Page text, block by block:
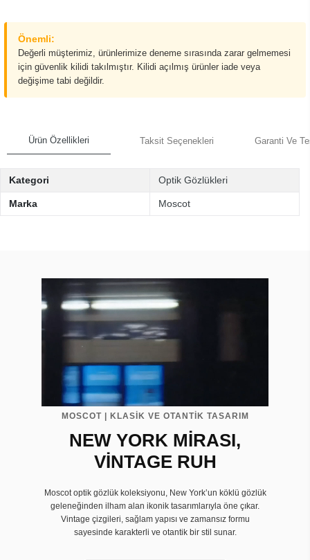
Önemli:
Değerli müşterimiz, ürünlerimize deneme sırasında zarar gelmemesi
için güvenlik kilidi takılmıştır. Kilidi açılmış ürünler iade veya
değişime tabi değildir.
Ürün Özellikleri Taksit Seçenekleri Garanti Ve
Kategori Optik Gözlükleri
Marka Moscot
MOSCOT | KLASİK VE OTANTİK TASARIM
NEW YORK MİRASI,
VİNTAGE RUH
Moscot optik gözlük koleksiyonu, New York’un köklü gözlük
geleneğinden ilham alan ikonik tasarımlarıyla öne çıkar.
Vintage çizgileri, sağlam yapısı ve zamansız formu
sayesinde karakterli ve otantik bir stil sunar.